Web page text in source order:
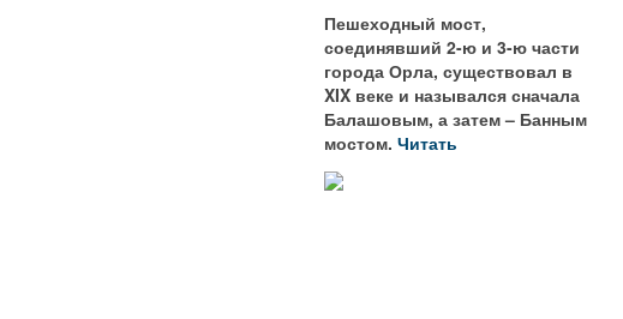
Пешеходный мост,
соединявший 2-ю и 3-ю части
города Орла, существовал в
XIX веке и назывался сначала
Балашовым, а затем – Банным
мостом.Читать